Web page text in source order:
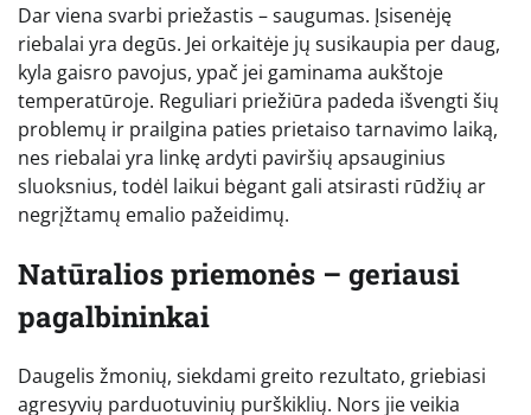
Dar viena svarbi priežastis – saugumas. Įsisenėję
riebalai yra degūs. Jei orkaitėje jų susikaupia per daug,
kyla gaisro pavojus, ypač jei gaminama aukštoje
temperatūroje. Reguliari priežiūra padeda išvengti šių
problemų ir prailgina paties prietaiso tarnavimo laiką,
nes riebalai yra linkę ardyti paviršių apsauginius
sluoksnius, todėl laikui bėgant gali atsirasti rūdžių ar
negrįžtamų emalio pažeidimų.
Natūralios priemonės – geriausi
pagalbininkai
Daugelis žmonių, siekdami greito rezultato, griebiasi
agresyvių parduotuvinių purškiklių. Nors jie veikia